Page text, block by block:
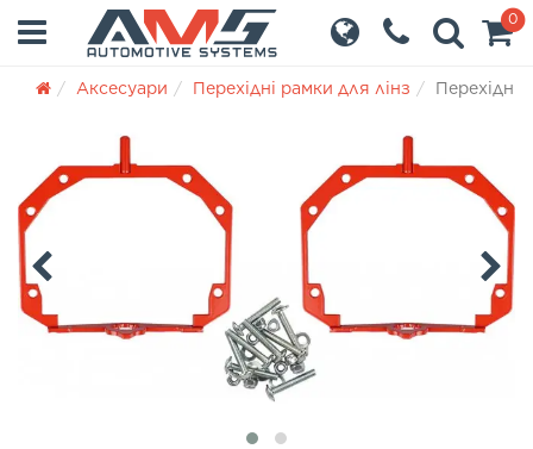
0
Аксесуари Перехідні рамки для лінз Перехідні